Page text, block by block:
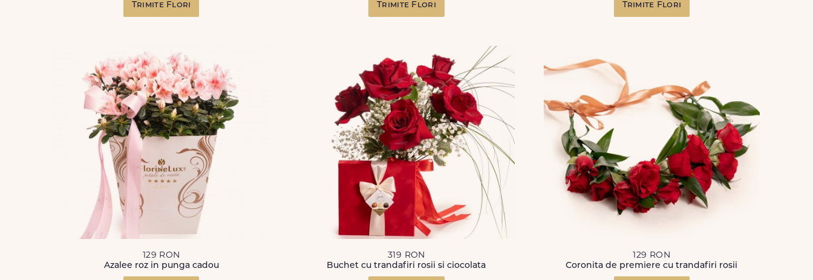
Trimite Flori Trimite Flori Trimite Flori
129 RON
Azalee roz in punga cadou
319 RON
Buchet cu trandafiri rosii si ciocolata
129 RON
Coronita de premiere cu trandafiri rosii